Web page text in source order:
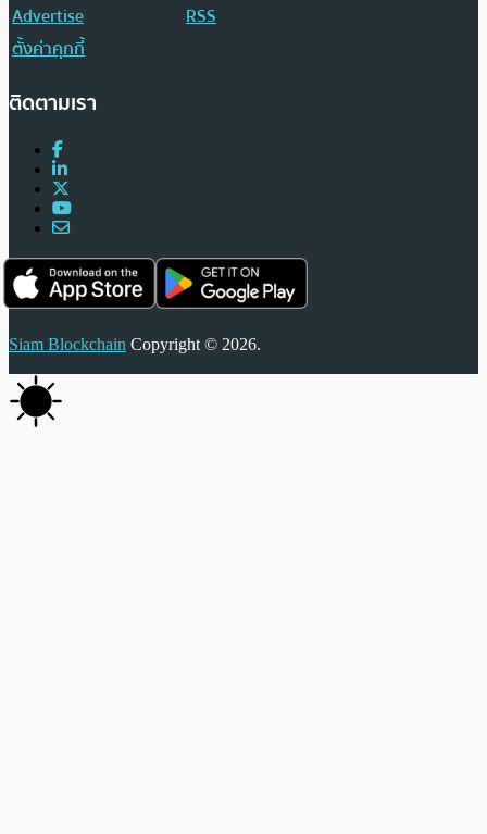
Advertise
RSS
ตั้งค่าคุกกี้
ติดตามเรา
Siam Blockchain Copyright © 2026.